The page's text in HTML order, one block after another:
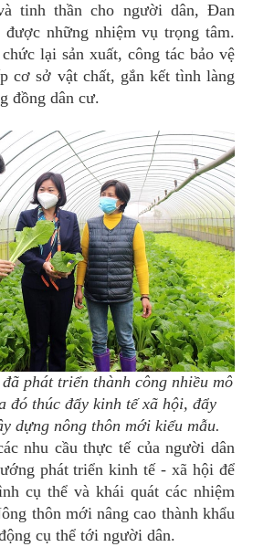
tinh thần cho người dân, Đan
được những nhiệm vụ trọng tâm.
lại sản xuất, công tác bảo vệ
cơ sở vật chất, gắn kết tình làng
đồng dân cư.
phát triển thành công nhiều mô
đó thúc đẩy kinh tế xã hội, đẩy
dựng nông thôn mới kiểu mẫu.
nhu cầu thực tế của người dân
phát triển kinh tế - xã hội để
cụ thể và khái quát các nhiệm
thôn mới nâng cao thành khẩu
cụ thể tới người dân.